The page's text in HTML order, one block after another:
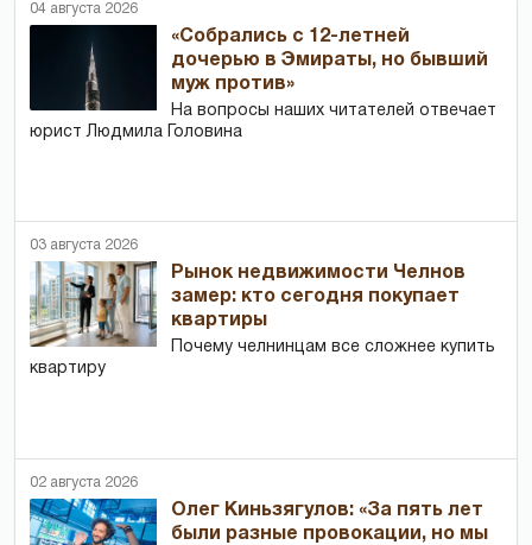
04 августа 2026
«Собрались с 12-летней
дочерью в Эмираты, но бывший
муж против»
На вопросы наших читателей отвечает
юрист Людмила Головина
03 августа 2026
Рынок недвижимости Челнов
замер: кто сегодня покупает
квартиры
Почему челнинцам все сложнее купить
квартиру
02 августа 2026
Олег Киньзягулов: «За пять лет
были разные провокации, но мы